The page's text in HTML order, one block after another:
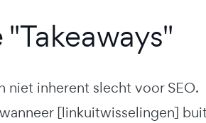
niet inherent slecht voor SEO.
[linkuitwisselingen]